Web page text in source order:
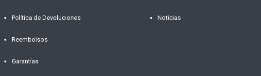
Política de Devoluciones
Reembolsos
Garantías
Noticias